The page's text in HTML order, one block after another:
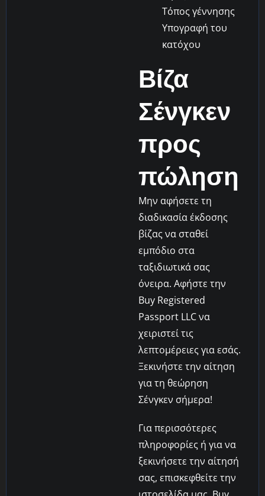
Τόπος γέννησης
Υπογραφή του
κατόχου
Βίζα
Σένγκεν
προς
πώληση
Μην αφήσετε τη
διαδικασία έκδοσης
βίζας να σταθεί
εμπόδιο στα
ταξιδιωτικά σας
όνειρα. Αφήστε την
Buy Registered
Passport LLC να
χειριστεί τις
λεπτομέρειες για εσάς.
Ξεκινήστε την αίτηση
για τη θεώρηση
Σένγκεν σήμερα!
Για περισσότερες
πληροφορίες ή για να
ξεκινήσετε την αίτησή
σας, επισκεφθείτε την